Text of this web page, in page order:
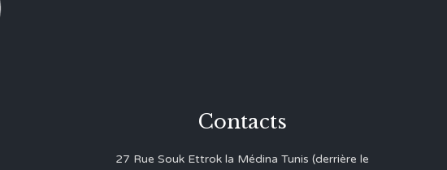
Contacts
27 Rue Souk Ettrok la Médina Tunis (derrière le